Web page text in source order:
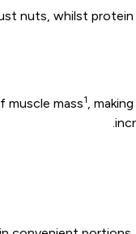
nuts, whilst
muscle mass1
,